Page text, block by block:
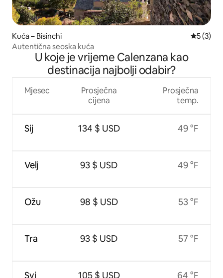
Kuća – Bisinchi
5 (3)
Autentična seoska kuća
U koje je vrijeme Calenzana kao
destinacija najbolji odabir?
Mjesec
Sij
Velj
Ožu
Tra
Svi
Prosječna
cijena
134 $ USD
93 $ USD
98 $ USD
93 $ USD
105 $ USD
Prosječna
temp.
49 °F
49 °F
53 °F
57 °F
64 °F